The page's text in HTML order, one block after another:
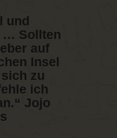
und
… Sollten
auf
Insel
zu
ich
Jojo